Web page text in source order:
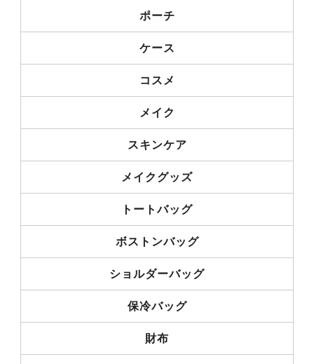
ポーチ
ケース
コスメ
メイク
スキンケア
メイクグッズ
トートバッグ
ボストンバッグ
ショルダーバッグ
保冷バッグ
財布